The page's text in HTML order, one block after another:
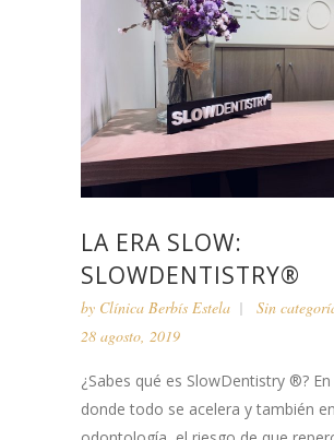
LA ERA SLOW:
SLOWDENTISTRY®
by Clínica Berbís Estela
Sin
28 agosto, 2019
¿Sabes qué es SlowDentistry ®?
donde todo se acelera y también en